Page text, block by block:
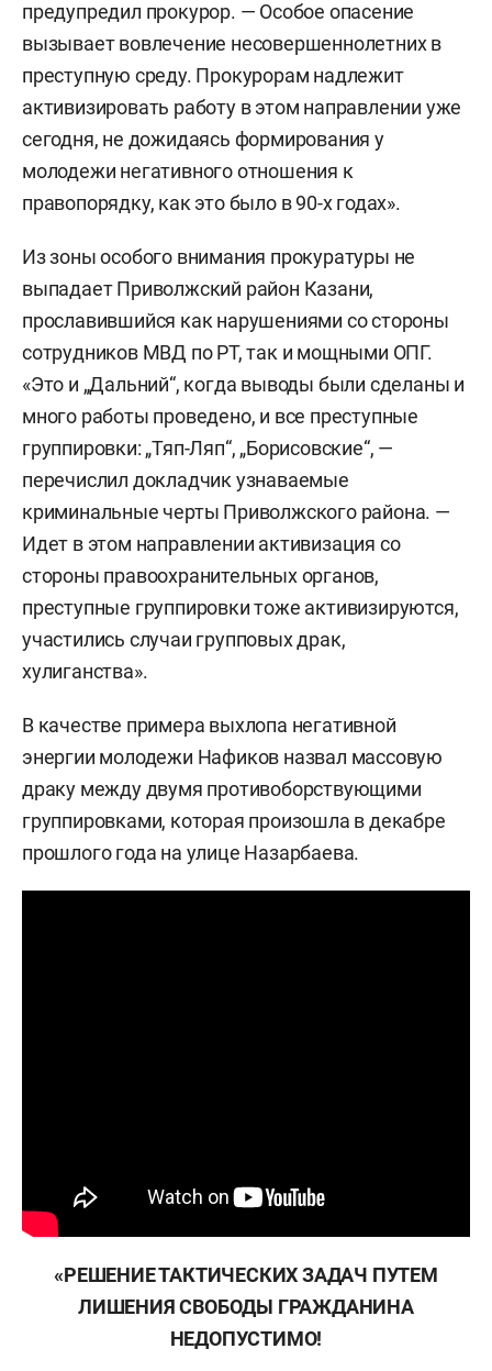
предупредил прокурор. — Особое опасение
вызывает вовлечение несовершеннолетних в
преступную среду. Прокурорам надлежит
активизировать работу в этом направлении уже
сегодня, не дожидаясь формирования у
молодежи негативного отношения к
правопорядку, как это было в 90-х годах».
Из зоны особого внимания прокуратуры не
выпадает Приволжский район Казани,
прославившийся как нарушениями со стороны
сотрудников МВД по РТ, так и мощными ОПГ.
«Это и „Дальний“, когда выводы были сделаны и
много работы проведено, и все преступные
группировки: „Тяп-Ляп“, „Борисовские“, —
перечислил докладчик узнаваемые
криминальные черты Приволжского района. —
Идет в этом направлении активизация со
стороны правоохранительных органов,
преступные группировки тоже активизируются,
участились случаи групповых драк,
хулиганства».
В качестве примера выхлопа негативной
энергии молодежи Нафиков назвал массовую
драку между двумя противоборствующими
группировками, которая произошла в декабре
прошлого года на улице Назарбаева.
«РЕШЕНИЕ ТАКТИЧЕСКИХ ЗАДАЧ ПУТЕМ
ЛИШЕНИЯ СВОБОДЫ ГРАЖДАНИНА
НЕДОПУСТИМО!